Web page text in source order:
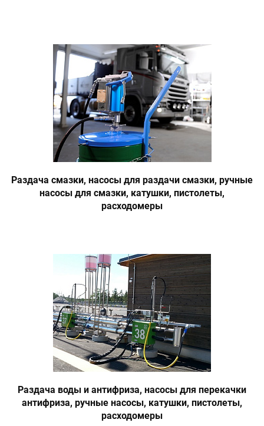
Раздача смазки, насосы для раздачи смазки, ручные
насосы для смазки, катушки, пистолеты,
расходомеры
Раздача воды и антифриза, насосы для перекачки
антифриза, ручные насосы, катушки, пистолеты,
расходомеры